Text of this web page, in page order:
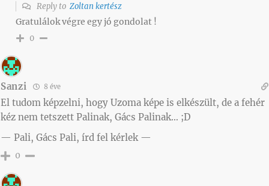
Reply to Zoltan kertész
Gratulálok végre egy jó gondolat !
0
Sanzi 8 éve
El tudom képzelni, hogy Uzoma képe is elkészült, de a fehér
kéz nem tetszett Palinak, Gács Palinak… ;D
— Pali, Gács Pali, írd fel kérlek —
0